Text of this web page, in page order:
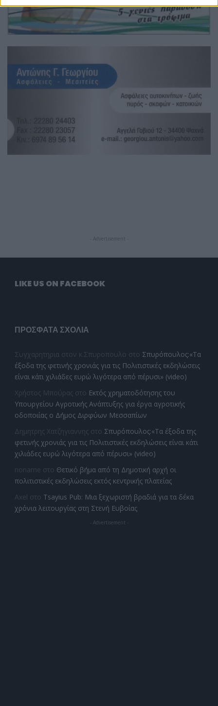
- Advertisement -
LIKE US ON FACEBOOK
ΠΡΌΣΦΑΤΑ ΣΧΌΛΙΑ
Συγχαρητηρια στον κ.Σπυροπουλο στο Σπυρόπουλος:«Τα
έξοδα της φετινής χρονιάς για τις Πολιτιστικές εκδηλώσεις
είναι κάτι χιλιάδες ευρώ λιγότερα από πέρυσι» (video)
Χρήστος Μπούρας στο Εκτός χρηματοδότησης του
Υπουργείου Αγροτικής Ανάπτυξης για έργα αγροτικής
οδοποιίας ο Δήμος Διρφύων Μεσσαπίων
Δημητρης Χατζηγιαννης στο Σπυρόπουλος:«Τα έξοδα της
φετινής χρονιάς για τις Πολιτιστικές εκδηλώσεις είναι κάτι
χιλιάδες ευρώ λιγότερα από πέρυσι» (video)
noname στο Θετικό βήμα από τη Δημοτική αρχή οι
πολιτιστικές εκδηλώσεις εκτός κεντρικής πλατείας
Axel στο Tsayius Pub: Μια ξεχωριστή βραδιά για τα δέκα
χρόνια λειτουργίας στη Στενή Ευβοίας
- Advertisement -